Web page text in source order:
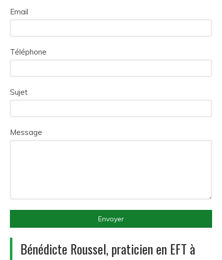
Email
Téléphone
Sujet
Message
Envoyer
Bénédicte Roussel, praticien en EFT à